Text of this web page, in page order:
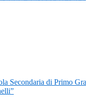
Secondaria di Primo